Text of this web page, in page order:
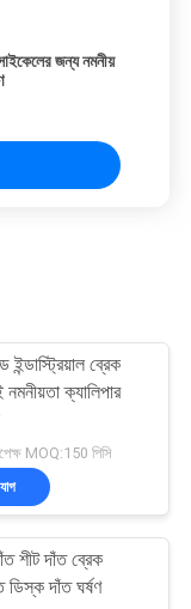
জন্য নমনীয়
ইন্ডাস্ট্রিয়াল ব্রেক
নমনীয়তা ক্যালিপার
MOQ:150 পিসি
শীট দাঁত ব্রেক
ডিস্ক দাঁত ঘর্ষণ